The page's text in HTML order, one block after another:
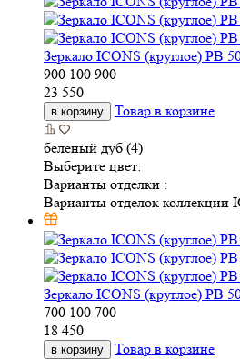
Зеркало ICONS (круглое) РВ
900 100 900
23 550
в корзину Товар в корзине
беленый дуб (4)
Выберите цвет:
Варианты отделки :
Варианты отделок коллекции
Зеркало ICONS (круглое) РВ
700 100 700
18 450
в корзину Товар в корзине